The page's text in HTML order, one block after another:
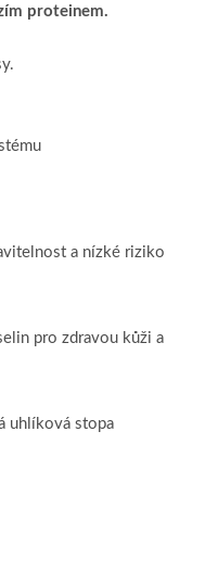
proteinem.
a nízké riziko
pro zdravou kůži a
uhlíková stopa